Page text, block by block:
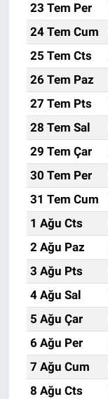
23 Tem Per
24 Tem Cum
25 Tem Cts
26 Tem Paz
27 Tem Pts
28 Tem Sal
29 Tem Çar
30 Tem Per
31 Tem Cum
1 Ağu Cts
2 Ağu Paz
3 Ağu Pts
4 Ağu Sal
5 Ağu Çar
6 Ağu Per
7 Ağu Cum
8 Ağu Cts